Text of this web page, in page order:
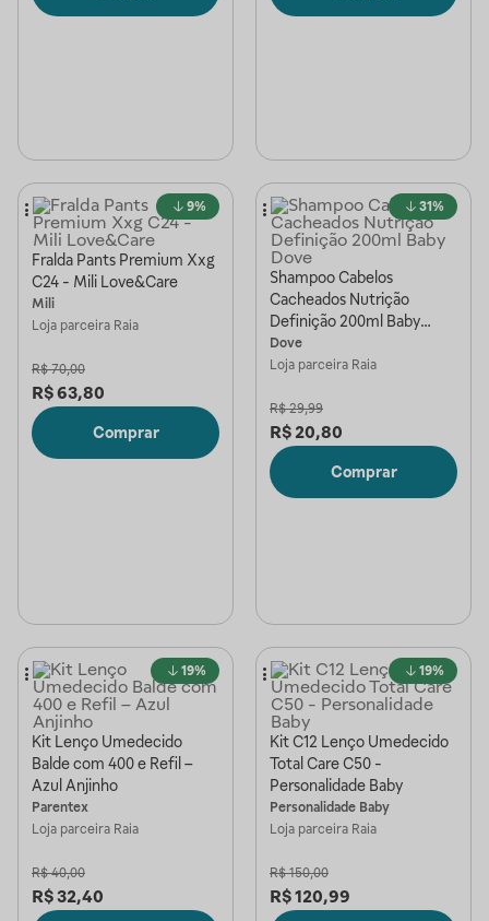
9%
Fralda Pants Premium Xxg
C24 - Mili Love&Care
Mili
Loja parceira Raia
R$ 70,00
R$63,80
Comprar
31%
Shampoo Cabelos
Cacheados Nutrição
Definição 200ml Baby
Dove
Dove
Loja parceira Raia
R$ 29,99
R$ 20,80
Comprar
19%
Kit Lenço Umedecido
Balde com 400 e Refil –
Azul Anjinho
Parentex
Loja parceira Raia
R$ 40,00
R$32,40
19%
Kit C12 Lenço Umedecido
Total Care C50 -
Personalidade Baby
Personalidade Baby
Loja parceira Raia
R$ 150,00
R$120,99